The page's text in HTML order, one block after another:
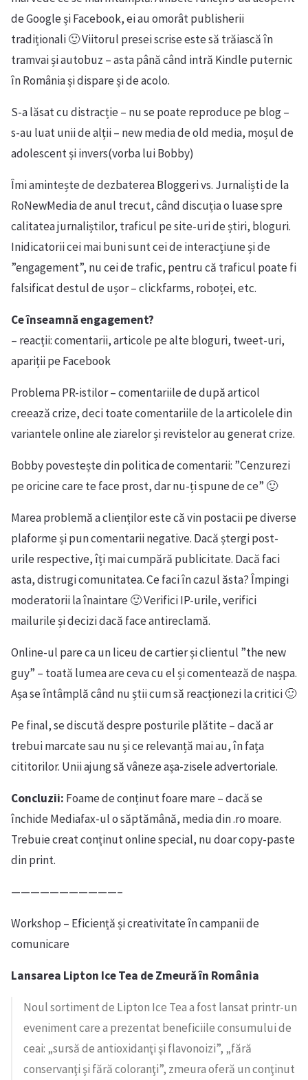
de Google și Facebook, ei au omorât publisherii
tradiționali 🙂 Viitorul presei scrise este să trăiască în
tramvai și autobuz – asta până când intră Kindle puternic
în România și dispare și de acolo.
S-a lăsat cu distracție – nu se poate reproduce pe blog –
s-au luat unii de alții – new media de old media, moșul de
adolescent și invers(vorba lui Bobby)
Îmi amintește de dezbaterea Bloggeri vs. Jurnaliști de la
RoNewMedia de anul trecut, când discuția o luase spre
calitatea jurnaliștilor, traficul pe site-uri de știri, bloguri.
Inidicatorii cei mai buni sunt cei de interacțiune și de
”engagement”, nu cei de trafic, pentru că traficul poate fi
falsificat destul de ușor – clickfarms, roboței, etc.
Ce înseamnă engagement?
– reacții: comentarii, articole pe alte bloguri, tweet-uri,
apariții pe Facebook
Problema PR-istilor – comentariile de după articol
creează crize, deci toate comentariile de la articolele din
variantele online ale ziarelor și revistelor au generat crize.
Bobby povestește din politica de comentarii: ”Cenzurezi
pe oricine care te face prost, dar nu-ți spune de ce” 🙂
Marea problemă a clienților este că vin postacii pe diverse
plaforme și pun comentarii negative. Dacă ștergi post-
urile respective, îți mai cumpără publicitate. Dacă faci
asta, distrugi comunitatea. Ce faci în cazul ăsta? Împingi
moderatorii la înaintare 🙂 Verifici IP-urile, verifici
mailurile și decizi dacă face antireclamă.
Online-ul pare ca un liceu de cartier și clientul ”the new
guy” – toată lumea are ceva cu el și comentează de nașpa.
Așa se întâmplă când nu știi cum să reacționezi la critici 🙂
Pe final, se discută despre posturile plătite – dacă ar
trebui marcate sau nu și ce relevanță mai au, în fața
cititorilor. Unii ajung să vâneze așa-zisele advertoriale.
Concluzii: Foame de conținut foare mare – dacă se
închide Mediafax-ul o săptămână, media din .ro moare.
Trebuie creat conținut online special, nu doar copy-paste
din print.
———————————–
Workshop – Eficiență și creativitate în campanii de
comunicare
Lansarea Lipton Ice Tea de Zmeură în România
Noul sortiment de Lipton Ice Tea a fost lansat printr-un
eveniment care a prezentat beneficiile consumului de
ceai: „sursă de antioxidanţi şi flavonoizi”, „fără
conservanţi şi fără coloranţi”, zmeura oferă un conţinut